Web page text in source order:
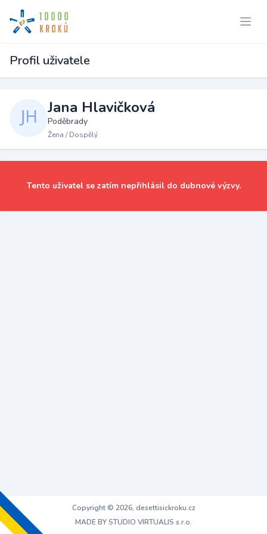
Profil uživatele
Jana Hlavičková
Poděbrady
Žena / Dospělý
Tento uživatel se zatím nepřihlásil do dubnové výzvy.
Copyright © 2026, desettisickroku.cz
MADE BY STUDIO VIRTUALIS s.r.o.